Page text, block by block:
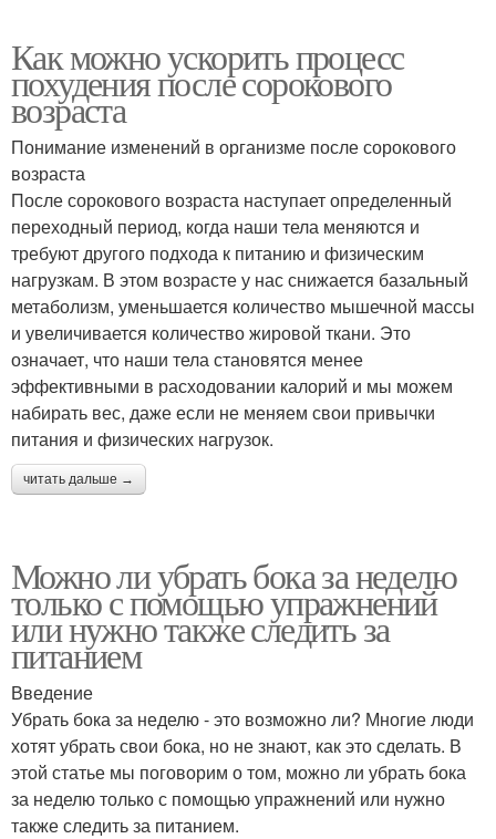
Как можно ускорить процесс
похудения после сорокового
возраста
Понимание изменений в организме после сорокового
возраста
После сорокового возраста наступает определенный
переходный период, когда наши тела меняются и
требуют другого подхода к питанию и физическим
нагрузкам. В этом возрасте у нас снижается базальный
метаболизм, уменьшается количество мышечной массы
и увеличивается количество жировой ткани. Это
означает, что наши тела становятся менее
эффективными в расходовании калорий и мы можем
набирать вес, даже если не меняем свои привычки
питания и физических нагрузок.
читать дальше →
Можно ли убрать бока за неделю
только с помощью упражнений
или нужно также следить за
питанием
Введение
Убрать бока за неделю - это возможно ли? Многие люди
хотят убрать свои бока, но не знают, как это сделать. В
этой статье мы поговорим о том, можно ли убрать бока
за неделю только с помощью упражнений или нужно
также следить за питанием.